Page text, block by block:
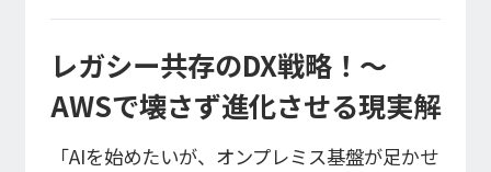
レガシー共存のDX戦略！〜
AWSで壊さず進化させる現実解
「AIを始めたいが、オンプレミス基盤が足かせ